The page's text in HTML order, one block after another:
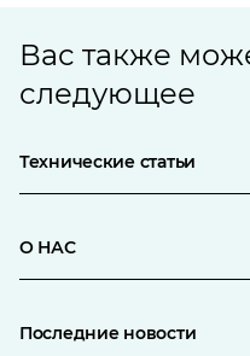
Вас также
следующее
Технические статьи
О НАС
Последние новости